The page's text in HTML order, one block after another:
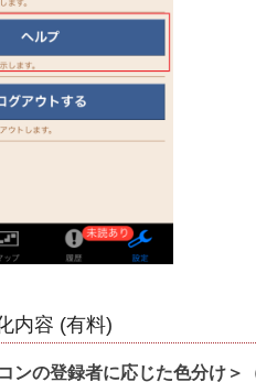
内容 (有料)
ンの登録者に応じた色分け